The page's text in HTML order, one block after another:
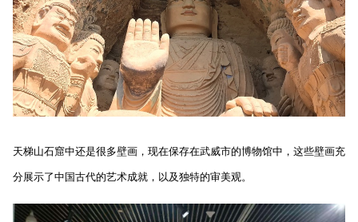
天梯山石窟中还是很多壁画，现在保存在武威市的博物馆中，这些壁画充
分展示了中国古代的艺术成就，以及独特的审美观。